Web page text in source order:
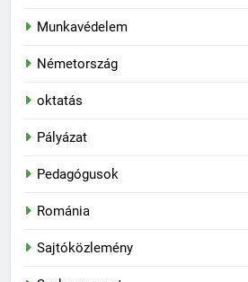
Munkavédelem
Németország
oktatás
Pályázat
Pedagógusok
Románia
Sajtóközlemény